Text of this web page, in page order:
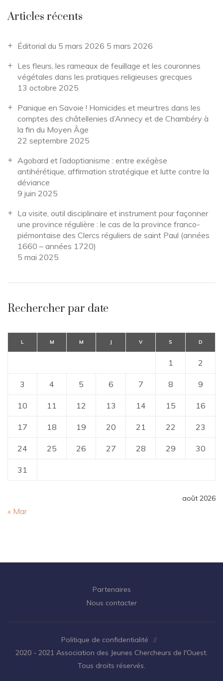
Articles récents
Éditorial du 5 mars 2026 5 mars 2026
Les fleurs, les rameaux de feuillage et les couronnes
végétales dans les pratiques religieuses grecques
13 octobre 2025
Panique en Savoie ! Homicides et meurtres dans les
comptes des châtellenies d’Annecy et de Chambéry à
la fin du Moyen Âge
22 septembre 2025
Agobard et l’adoptianisme : entre exégèse
antihérétique, affirmation stratégique et lutte contre la
déviance
9 juin 2025
La visite, outil disciplinaire et instrument pour façonner
une province régulière : le cas de la province franco-
piémontaise des Clercs réguliers de saint Paul (années
1660 – années 1720)
5 mai 2025
Rechercher par date
août 2026
L M M J V S D
1 2
3 4 5 6 7 8 9
10 11 12 13 14 15 16
17 18 19 20 21 22 23
24 25 26 27 28 29 30
31
« Mar
Partenaires
Nous contacter
Politique de confidentialité
//
2020 - 2021 Association des Jeunes Chercheurs de l'Ouest.
Tous droits réservés.